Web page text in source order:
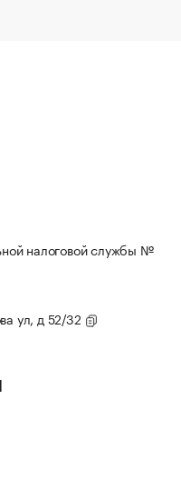
налоговой службы №
ул, д 52/32